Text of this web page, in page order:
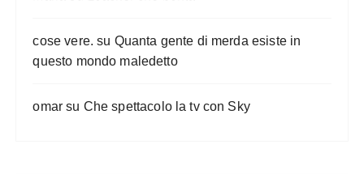
cose vere. su Quanta gente di merda esiste in
questo mondo maledetto
omar su Che spettacolo la tv con Sky